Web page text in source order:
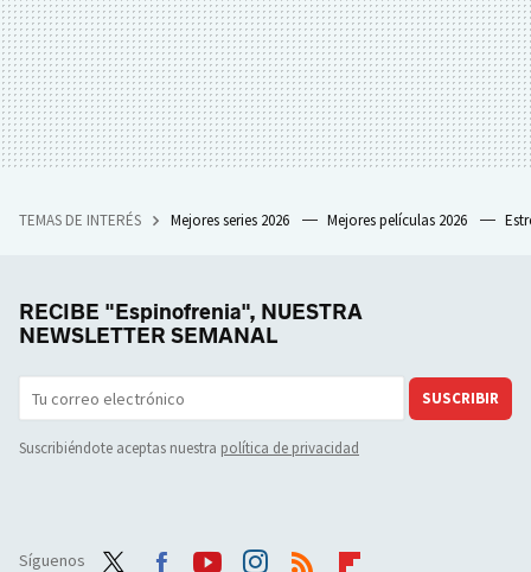
TEMAS DE INTERÉS Mejores series 2026 Mejores películas 2026
RECIBE "Espinofrenia", NUESTRA
NEWSLETTER SEMANAL
SUSCRIBIR
Suscribiéndote aceptas nuestra política de privacidad
Síguenos